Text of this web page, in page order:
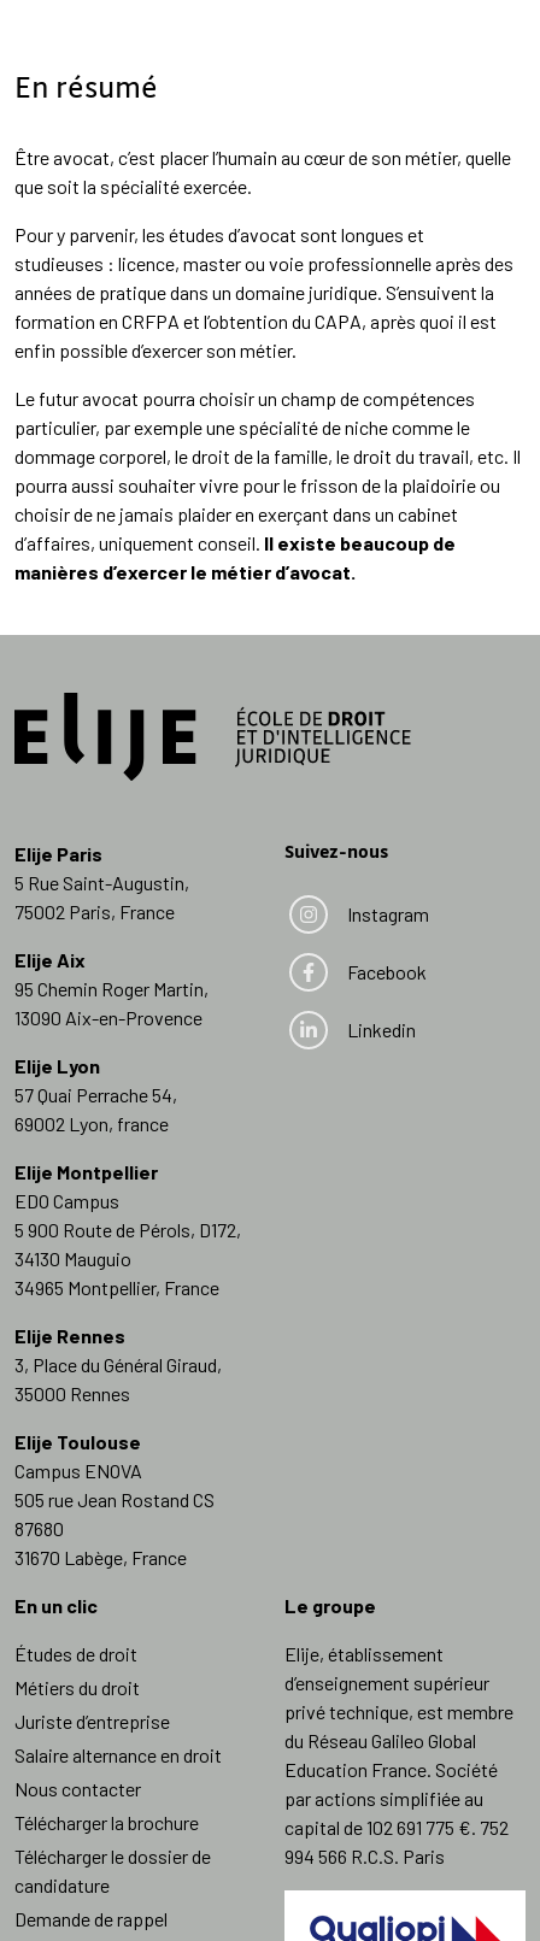
En résumé
Être avocat, c’est placer l’humain au cœur de son métier, quelle
que soit la spécialité exercée.
Pour y parvenir, les études d’avocat sont longues et
studieuses : licence, master ou voie professionnelle après des
années de pratique dans un domaine juridique. S’ensuivent la
formation en CRFPA et l’obtention du CAPA, après quoi il est
enfin possible d’exercer son métier.
Le futur avocat pourra choisir un champ de compétences
particulier, par exemple une spécialité de niche comme le
dommage corporel, le droit de la famille, le droit du travail, etc. Il
pourra aussi souhaiter vivre pour le frisson de la plaidoirie ou
choisir de ne jamais plaider en exerçant dans un cabinet
d’affaires, uniquement conseil. Il existe beaucoup de
manières d’exercer le métier d’avocat.
Elije Paris
5 Rue Saint-Augustin,
75002 Paris, France
Elije Aix
95 Chemin Roger Martin,
13090 Aix-en-Provence
Elije Lyon
57 Quai Perrache 54,
69002 Lyon, france
Elije Montpellier
EDO Campus
5 900 Route de Pérols, D172,
34130 Mauguio
34965 Montpellier, France
Elije Rennes
3, Place du Général Giraud,
35000 Rennes
Elije Toulouse
Campus ENOVA
505 rue Jean Rostand CS
87680
31670 Labège, France
Suivez-nous
Instagram
Facebook
Linkedin
En un clic
Études de droit
Métiers du droit
Juriste d’entreprise
Salaire alternance en droit
Nous contacter
Télécharger la brochure
Télécharger le dossier de
candidature
Demande de rappel
Le groupe
Elije, établissement
d’enseignement supérieur
privé technique, est membre
du Réseau Galileo Global
Education France. Société
par actions simplifiée au
capital de 102 691 775 €. 752
994 566 R.C.S. Paris